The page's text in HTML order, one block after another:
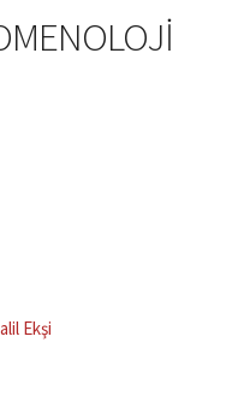
Ekşi